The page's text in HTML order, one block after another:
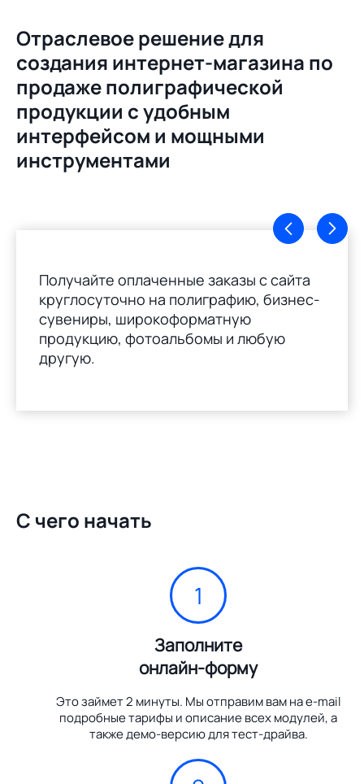
Отраслевое решение для
создания интернет-магазина по
продаже полиграфической
продукции с удобным
интерфейсом и мощными
инструментами
Получайте оплаченные заказы с сайта
круглосуточно на полиграфию, бизнес-
сувениры, широкоформатную
продукцию, фотоальбомы и любую
другую.
С чего начать
1
Заполните
онлайн-форму
Это займет 2 минуты. Мы отправим вам на e-mail
подробные тарифы и описание всех модулей, а
также демо-версию для тест-драйва.